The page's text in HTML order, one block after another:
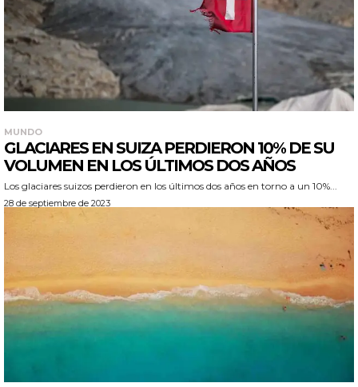
MUNDO
GLACIARES EN SUIZA PERDIERON 10% DE SU
VOLUMEN EN LOS ÚLTIMOS DOS AÑOS
Los glaciares suizos perdieron en los últimos dos años en torno a un 10%...
28 de septiembre de 2023